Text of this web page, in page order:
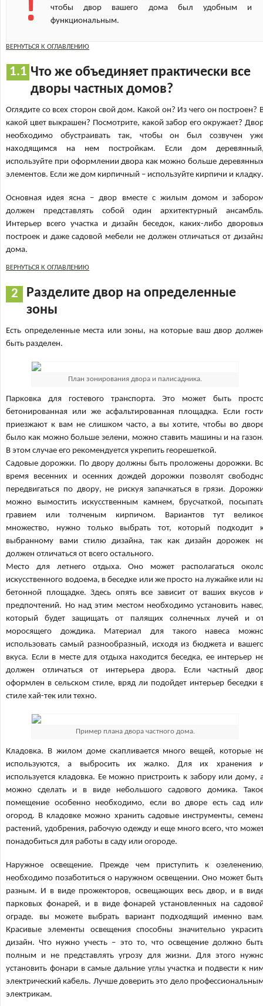
чтобы двор вашего дома был удобным и
функциональным.
ВЕРНУТЬСЯ К ОГЛАВЛЕНИЮ
Что же объединяет практически все
дворы частных домов?
Оглядите со всех сторон свой дом. Какой он? Из чего он построен?
какой цвет выкрашен? Посмотрите, какой забор его окружает?
необходимо обустраивать так, чтобы он был созвучен
находящимся на нем постройкам. Если дом
используйте при оформлении двора как можно больше
элементов. Если же дом кирпичный – используйте кирпичи и
Основная идея ясна – двор вместе с жилым домом и
должен представлять собой один архитектурный
Интерьер всего участка и дизайн беседок, каких-либо
построек и даже садовой мебели не должен отличаться от
дома.
ВЕРНУТЬСЯ К ОГЛАВЛЕНИЮ
Разделите двор на определенные
зоны
Есть определенные места или зоны, на которые ваш двор
быть разделен.
План зонирования двора и палисадника.
Парковка для гостевого транспорта. Это может быть
бетонированная или же асфальтированная площадка. Если
приезжают к вам не слишком часто, а вы хотите, чтобы во
было как можно больше зелени, можно ставить машины и на
В этом случае его рекомендуется укрепить георешеткой.
Садовые дорожки. По двору должны быть проложены дорожки.
время весенних и осенних дождей дорожки позволят
передвигаться по двору, не рискуя запачкаться в грязи.
можно вымостить искусственным камнем, брусчаткой,
гравием или толченым кирпичом. Вариантов тут
множество, нужно только выбрать тот, который подходит
выбранному вами стилю дизайна, так как дизайн дорожек
должен отличаться от всего остального.
Место для летнего отдыха. Оно может располагаться
искусственного водоема, в беседке или же просто на лужайке или
бетонной площадке. Здесь опять все зависит от ваших вкусов
предпочтений. Но над этим местом необходимо установить
который будет защищать от палящих солнечных лучей и
моросящего дождика. Материал для такого навеса
использовать самый разнообразный, исходя из бюджета и
вкуса. Если в месте для отдыха находится беседка, ее интерьер
должен отличаться от интерьера двора. Если частный
оформлен в сельском стиле, вряд ли подойдет интерьер беседки
стиле хай-тек или техно.
Пример плана двора частного дома.
Кладовка. В жилом доме скапливается много вещей, которые
используются, а выбросить их жалко. Для их хранения
используется кладовка. Ее можно пристроить к забору или дому,
можно сделать и в виде небольшого садового домика.
помещение особенно необходимо, если во дворе есть сад
огород. В кладовке можно хранить садовые инструменты,
растений, удобрения, рабочую одежду и еще много всего, что
понадобиться для работы в саду или огороде.
Наружное освещение. Прежде чем приступить к
необходимо позаботиться о наружном освещении. Оно может
разным. И в виде прожекторов, освещающих весь двор, и в
парковых фонарей, и в виде фонарей установленных на
ограде. вы можете выбрать вариант подходящий именно
Красивые элементы освещения способны значительно
дизайн. Что нужно учесть – это то, что освещение должно
полным и не представлять угрозу для жизни. Для этого
установить фонари в самые дальние углы участка и подвести к
электрический кабель. Лучше доверить это дело
электрикам.